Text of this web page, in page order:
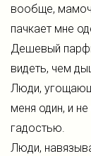
вообще,
пачкает мне
Дешевый
видеть, чем
Люди,
меня один, и
гадостью.
Люди,